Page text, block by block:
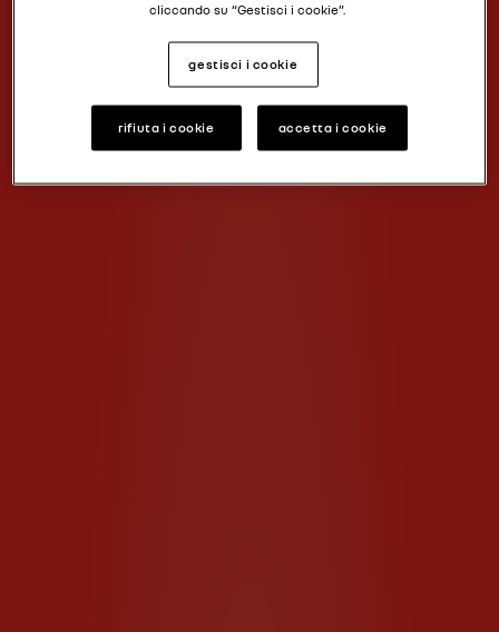
cliccando su “Gestisci i cookie”.
Se chiudi il banner cliccando il pulsante posto in alto a destra,
continuerai a navigare senza accettare cookie diversi da quelli
tecnici.
Per saperne di più, ti invitiamo a consultare la nostra
gestisci i cookie
rifiuta i cookie accetta i cookie